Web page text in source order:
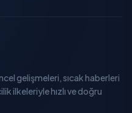
gelişmeleri, sıcak haberleri
ilkeleriyle hızlı ve doğru